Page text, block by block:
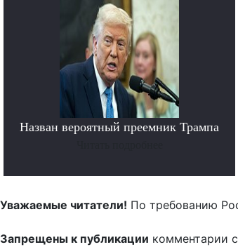
Назван вероятный преемник Трампа
Уважаемые читатели! По требованию
Запрещены к публикации комментарии с